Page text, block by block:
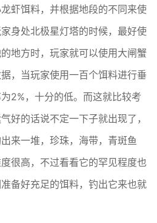
虾饵料，并根据地段的不同来使
身处北极星灯塔的时候，最好使
地方时，玩家就可以使用大闸蟹
，当玩家使用一百个饵料进行垂
2%，十分的低。而这就比较考
好的话说不定一下子就出现了，
来一堆，珍珠，海带，青斑鱼
很高，不过看看它的罕见程度也
备好充足的饵料，钓出它来也就